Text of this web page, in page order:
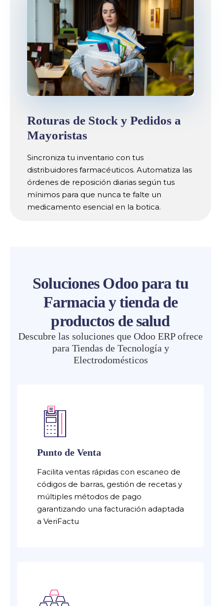
Roturas de Stock y Pedidos a
Mayoristas
Sincroniza tu inventario con tus
distribuidores farmacéuticos. Automatiza las
órdenes de reposición diarias según tus
mínimos para que nunca te falte un
medicamento esencial en la botica.
Soluciones Odoo para tu
Farmacia y tienda de
productos de salud
Descubre las soluciones que Odoo ERP ofrece
para Tiendas de Tecnología y
Electrodomésticos
Punto de Venta
Facilita ventas rápidas con escaneo de
códigos de barras, gestión de recetas y
múltiples métodos de pago
garantizando una facturación adaptada
a VeriFactu